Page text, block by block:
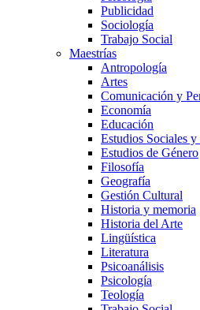
Publicidad
Sociología
Trabajo Social
Maestrías
Antropología
Artes
Comunicación y
Economía
Educación
Estudios Sociales
Estudios de Género
Filosofía
Geografía
Gestión Cultural
Historia y memoria
Historia del Arte
Lingüística
Literatura
Psicoanálisis
Psicología
Teología